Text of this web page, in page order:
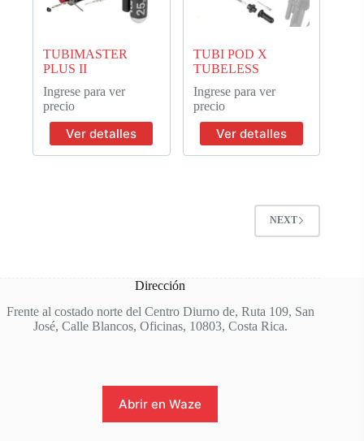
TUBIMASTER
PLUS II
Ingrese para ver
precio
Ver detalles
TUBI POD X
TUBELESS
Ingrese para ver
precio
Ver detalles
NEXT
Dirección
Frente al costado norte del Centro Diurno de, Ruta 109, San
José, Calle Blancos, Oficinas, 10803, Costa Rica.
Abrir en Waze